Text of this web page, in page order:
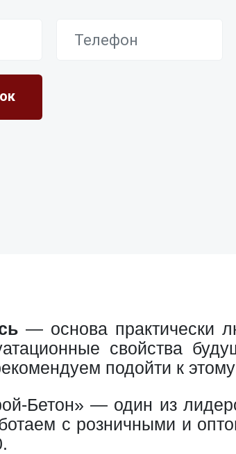
— основа практически
свойства
подойти к
Бетон» — один из
с розничными и